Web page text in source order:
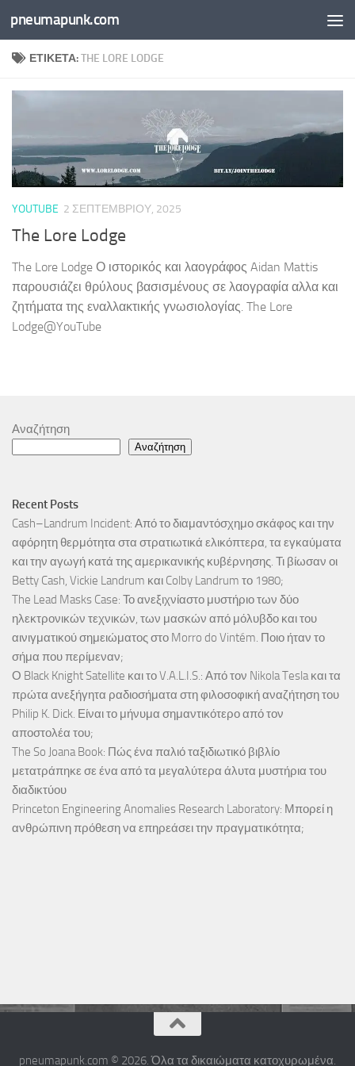
Skip to content
pneumapunk.com
ΕΤΙΚΈΤΑ:THE LORE LODGE
YOUTUBE 2 ΣΕΠΤΕΜΒΡΊΟΥ, 2025
The Lore Lodge
The Lore Lodge Ο ιστορικός και λαογράφος Aidan Mattis
παρουσιάζει θρύλους βασισμένους σε λαογραφία αλλα και
ζητήματα της εναλλακτικής γνωσιολογίας. The Lore
Lodge@YouTube
Αναζήτηση
Αναζήτηση
Recent Posts
Cash–Landrum Incident: Από το διαμαντόσχημο σκάφος και την
αφόρητη θερμότητα στα στρατιωτικά ελικόπτερα, τα εγκαύματα
και την αγωγή κατά της αμερικανικής κυβέρνησης. Τι βίωσαν οι
Betty Cash, Vickie Landrum και Colby Landrum το 1980;
The Lead Masks Case: Το ανεξιχνίαστο μυστήριο των δύο
ηλεκτρονικών τεχνικών, των μασκών από μόλυβδο και του
αινιγματικού σημειώματος στο Morro do Vintém. Ποιο ήταν το
σήμα που περίμεναν;
Ο Black Knight Satellite και το V.A.L.I.S.: Από τον Nikola Tesla και τα
πρώτα ανεξήγητα ραδιοσήματα στη φιλοσοφική αναζήτηση του
Philip K. Dick. Είναι το μήνυμα σημαντικότερο από τον
αποστολέα του;
The So Joana Book: Πώς ένα παλιό ταξιδιωτικό βιβλίο
μετατράπηκε σε ένα από τα μεγαλύτερα άλυτα μυστήρια του
διαδικτύου
Princeton Engineering Anomalies Research Laboratory: Μπορεί η
ανθρώπινη πρόθεση να επηρεάσει την πραγματικότητα;
pneumapunk.com © 2026. Όλα τα δικαιώματα κατοχυρωμένα.